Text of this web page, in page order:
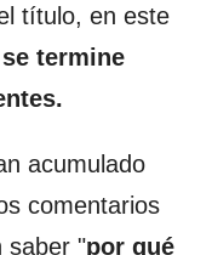
título, en este
se termine
acumulado
comentarios
saber "por qué